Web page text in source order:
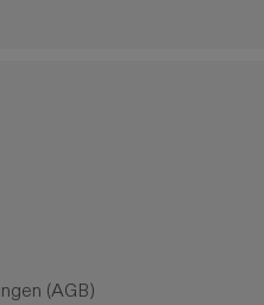
(AGB)